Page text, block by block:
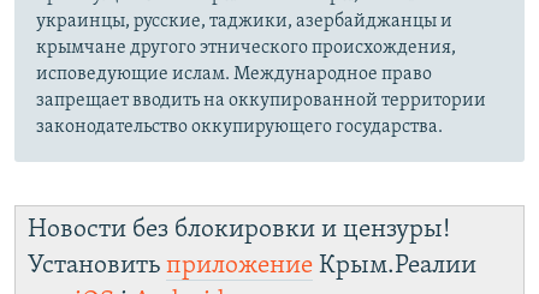
украинцы, русские, таджики, азербайджанцы и
крымчане другого этнического происхождения,
исповедующие ислам. Международное право
запрещает вводить на оккупированной территории
законодательство оккупирующего государства.
Новости без блокировки и цензуры!
Установить приложение Крым.Реалии